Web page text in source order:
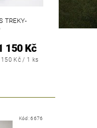
TREKY-
150 Kč
150 Kč / 1 ks
Kód:6676